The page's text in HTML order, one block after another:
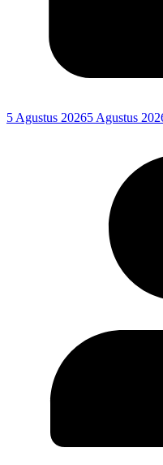
5 Agustus 20265 Agustus